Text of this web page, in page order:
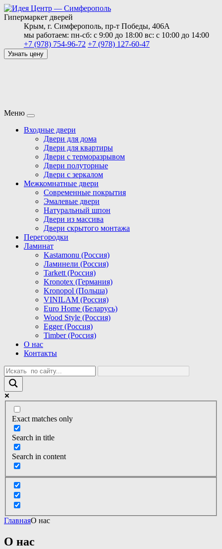
Гипермаркет дверей
Крым, г. Симферополь, пр-т Победы, 406А
мы работаем: пн-сб: с 9:00 до 18:00 вс: с 10:00 до 14:00
+7 (978) 754-96-72 +7 (978) 127-60-47
Узнать цену
Меню
Входные двери
Двери для дома
Двери для квартиры
Двери с терморазрывом
Двери полуторные
Двери с зеркалом
Межкомнатные двери
Современные покрытия
Эмалевые двери
Натуральный шпон
Двери из массива
Двери скрытого монтажа
Перегородки
Ламинат
Kastamonu (Россия)
Ламинели (Россия)
Tarkett (Россия)
Kronotex (Германия)
Kronopol (Польша)
VINILAM (Россия)
Euro Home (Беларусь)
Wood Style (Россия)
Egger (Россия)
Timber (Россия)
О нас
Контакты
Exact matches only
Search in title
Search in content
ГлавнаяО нас
О нас